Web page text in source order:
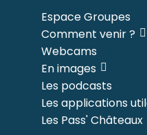
Espace Groupes
Comment venir ?
Webcams
En images
Les podcasts
Les applications
Les Pass' Châteaux